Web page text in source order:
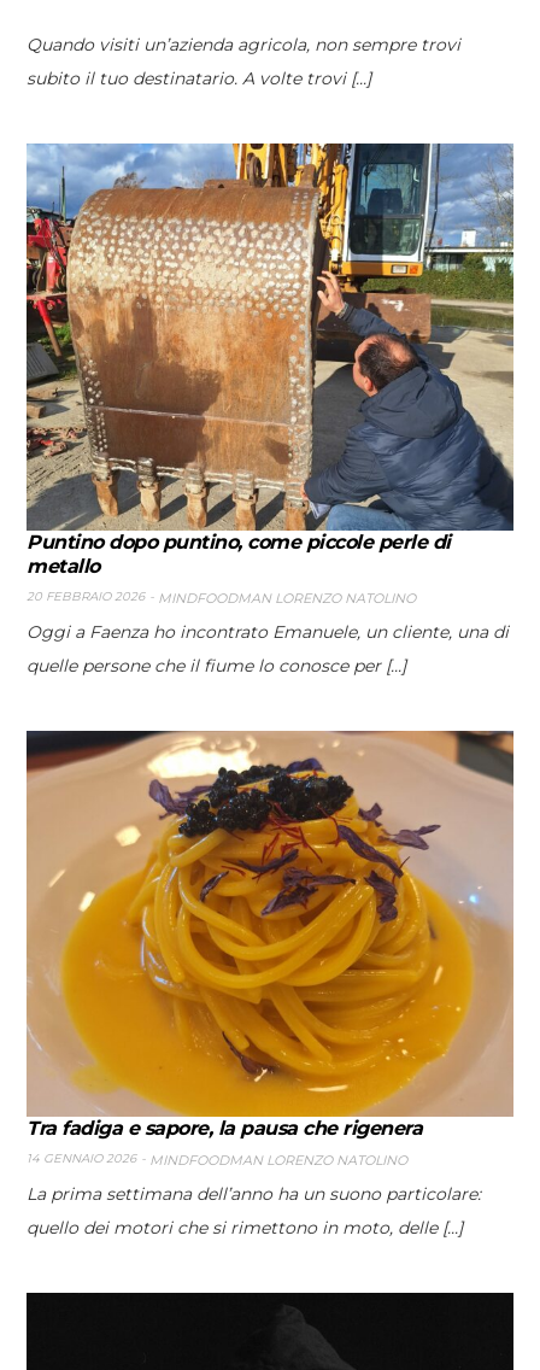
Quando visiti un’azienda agricola, non sempre trovi
subito il tuo destinatario. A volte trovi [...]
Puntino dopo puntino, come piccole perle di
metallo
20 FEBBRAIO 2026 MINDFOODMAN LORENZO NATOLINO
Oggi a Faenza ho incontrato Emanuele, un cliente, una di
quelle persone che il fiume lo conosce per [...]
Tra fadiga e sapore, la pausa che rigenera
14 GENNAIO 2026 MINDFOODMAN LORENZO NATOLINO
La prima settimana dell’anno ha un suono particolare:
quello dei motori che si rimettono in moto, delle [...]